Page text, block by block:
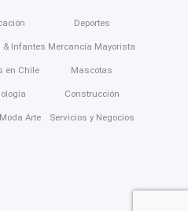
& Infantes
en Chile
Arte
Deportes
Mercancía Mayorista
Mascotas
Construcción
Servicios y Negocios